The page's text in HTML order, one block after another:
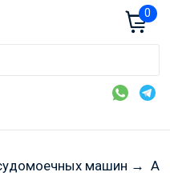
0
машин →